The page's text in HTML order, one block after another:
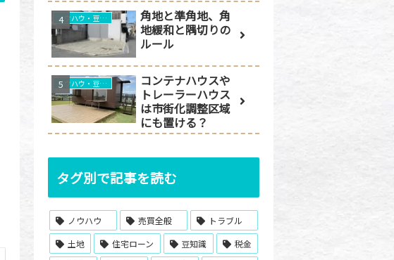
ノウハウ・豆知識
角地と準角地、角
地緩和と隅切りの
ルール
ノウハウ・豆知識
コンテナハウスや
トレーラーハウス
は市街化調整区域
にも置ける？
タグ別で記事を読む
ノウハウ 売買全般
トラブル
土地
住宅ローン 豆知識
税金